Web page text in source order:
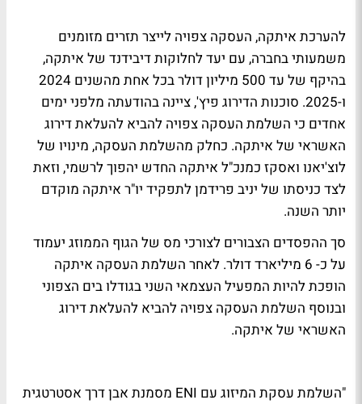
להערכת איתקה, העסקה צפויה לייצר תזרים מזומנים
משמעותי בחברה, עם יעד לחלוקות דיבידנד של איתקה,
בהיקף של עד 500 מיליון דולר בכל אחת מהשנים 2024
ו-2025. סוכנות הדירוג פיץ', ציינה בהודעתה מלפני ימים
אחדים כי השלמת העסקה צפויה להביא להעלאת דירוג
האשראי של איתקה. כחלק מהשלמת העסקה, מינויו של
לוצ'יאנו ואסקז כמנכ"ל איתקה החדש יהפוך לרשמי, וזאת
לצד כניסתו של יניב פרידמן לתפקיד יו"ר איתקה מוקדם
יותר השנה.
סך ההפסדים הצבורים לצורכי מס של הגוף הממוזג יעמוד
על כ- 6 מיליארד דולר. לאחר השלמת העסקה איתקה
הופכת להיות המפעיל העצמאי השני בגודלו בים הצפוני
ובנוסף השלמת העסקה צפויה להביא להעלאת דירוג
האשראי של איתקה.
"השלמת עסקת המיזוג עם ENI מסמנת אבן דרך אסטרטגית